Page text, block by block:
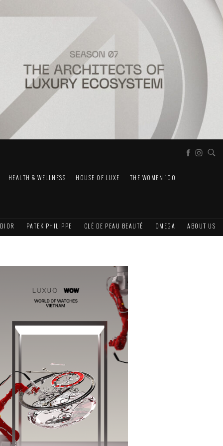
HEALTH & WELLNESS HOUSE OF LUXE THE WOMEN 100
DIOR PATEK PHILIPPE CLÉ DE PEAU BEAUTÉ OMEGA ABOUT US